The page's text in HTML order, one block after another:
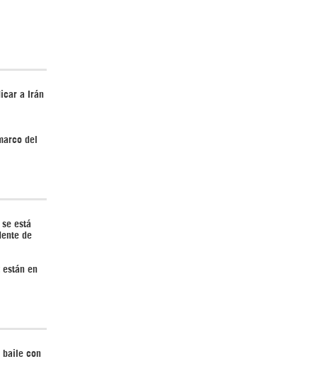
a Irán
del
se está
de
están en
baile con